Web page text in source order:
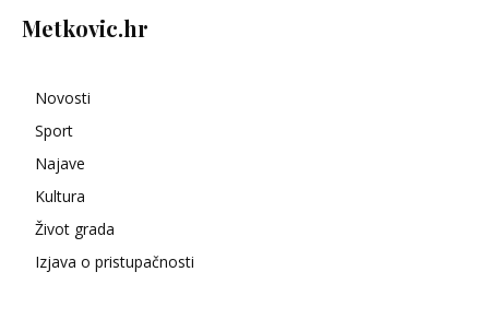
Metkovic.hr
Novosti
Sport
Najave
Kultura
Život grada
Izjava o pristupačnosti